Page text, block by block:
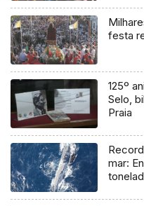
festa
125º
Selo,
Praia
mar: